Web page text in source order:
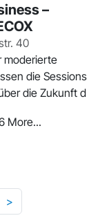
–
40
moderierte
die Sessions
die Zukunft d
More...
>